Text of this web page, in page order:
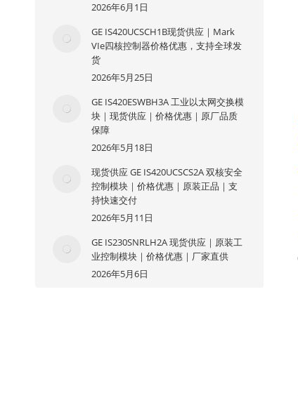
2026年6月1日
GE IS420UCSCH1B现货供应｜Mark
VIe四核控制器价格优惠，支持全球发
货
2026年5月25日
GE IS420ESWBH3A 工业以太网交换模
块｜现货供应｜价格优惠｜原厂品质
保障
2026年5月18日
现货供应 GE IS420UCSCS2A 双核安全
控制模块｜价格优惠｜原装正品｜支
持快速交付
2026年5月11日
GE IS230SNRLH2A 现货供应｜原装工
业控制模块｜价格优惠｜厂家直供
2026年5月6日